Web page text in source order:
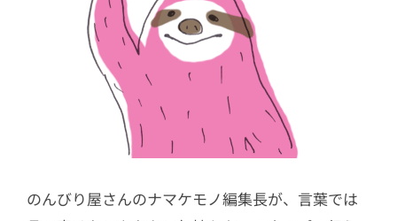
のんびり屋さんのナマケモノ編集長が、言葉では